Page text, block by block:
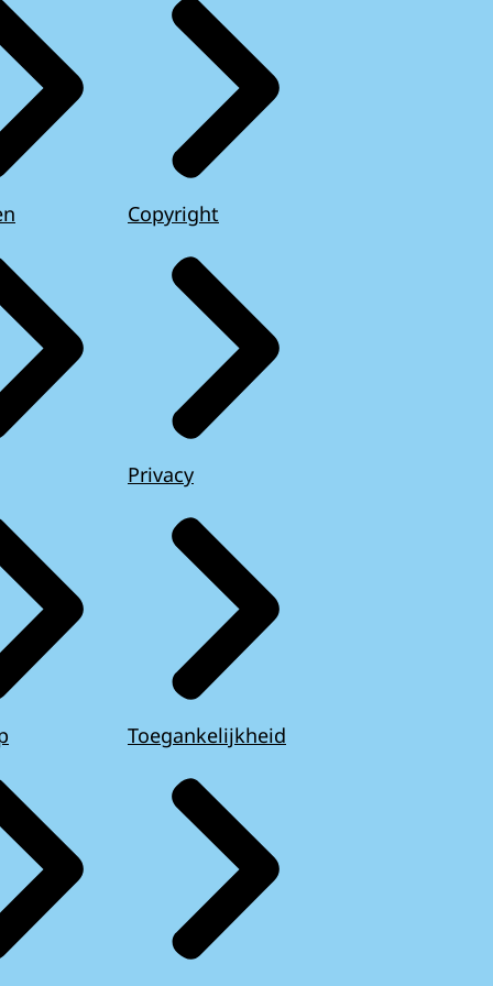
Copyright
Privacy
Toegankelijkheid